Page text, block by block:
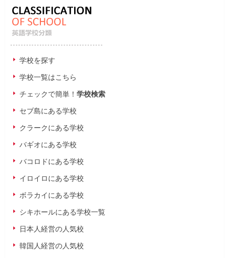
学校を探す
学校一覧はこちら
チェックで簡単！ 学校検索
セブ島にある学校
クラークにある学校
バギオにある学校
バコロドにある学校
イロイロにある学校
ボラカイにある学校
シキホールにある学校一覧
日本人経営の人気校
韓国人経営の人気校